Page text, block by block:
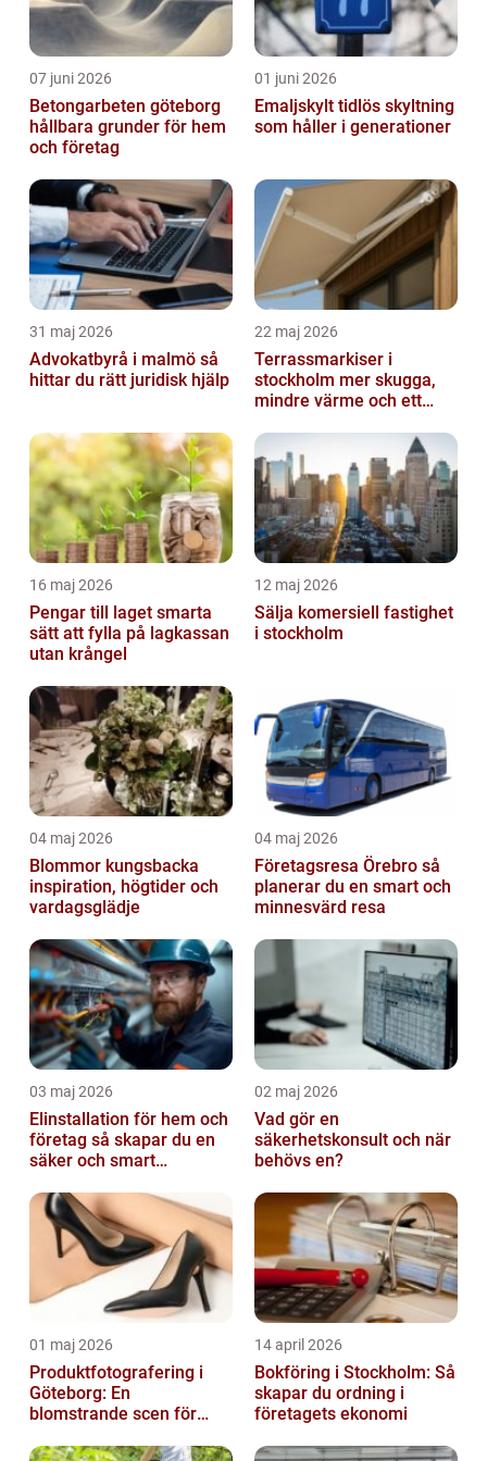
07 juni 2026
Betongarbeten göteborg
hållbara grunder för hem
och företag
01 juni 2026
Emaljskylt tidlös skyltning
som håller i generationer
31 maj 2026
Advokatbyrå i malmö så
hittar du rätt juridisk hjälp
22 maj 2026
Terrassmarkiser i
stockholm mer skugga,
mindre värme och ett
16 maj 2026
Pengar till laget smarta
sätt att fylla på lagkassan
utan krångel
12 maj 2026
Sälja komersiell fastighet
i stockholm
04 maj 2026
Blommor kungsbacka
inspiration, högtider och
vardagsglädje
04 maj 2026
Företagsresa Örebro så
planerar du en smart och
minnesvärd resa
03 maj 2026
Elinstallation för hem och
företag så skapar du en
säker och smart
02 maj 2026
Vad gör en
säkerhetskonsult och när
behövs en?
01 maj 2026
Produktfotografering i
Göteborg: En
blomstrande scen för
14 april 2026
Bokföring i Stockholm: Så
skapar du ordning i
företagets ekonomi